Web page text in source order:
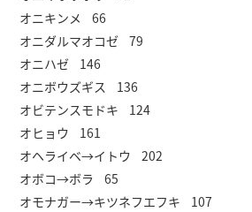
オニキンメ 66
オニダルマオコゼ 79
オニハゼ 146
オニボウズギス 136
オビテンスモドキ 124
オヒョウ 161
オヘライベ→イトウ 202
オボコ→ボラ 65
オモナガー→キツネフエフキ 107